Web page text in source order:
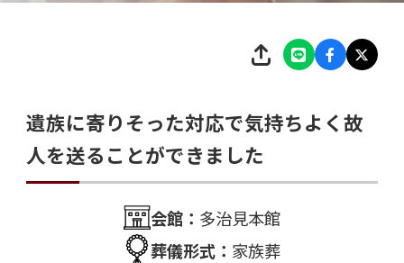
遺族に寄りそった対応で気持ちよく故
人を送ることができました
会館： 多治見本館
葬儀形式： 家族葬